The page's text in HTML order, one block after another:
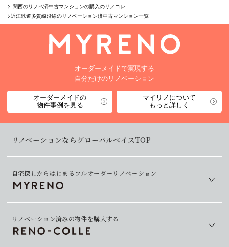
関西のリノベ済中古マンションの購入のリノコレ
近江鉄道多賀線沿線のリノベーション済中古マンション一覧
オーダーメイドで実現する
自分だけのリノベーション
オーダーメイドの
物件事例を見る
マイリノについて
もっと詳しく
リノベーションならグローバルベイスTOP
自宅探しからはじまるフルオーダーリノベーション
リノベーション済みの物件を購入する